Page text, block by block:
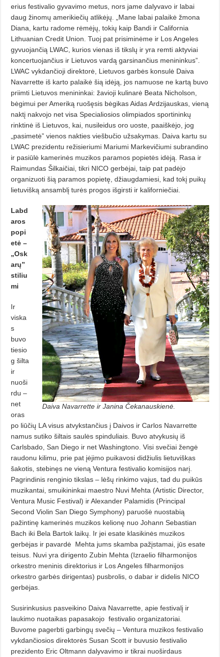
erius festivalio gyvavimo metus, nors jame dalyvavo ir labai
daug žinomų amerikiečių atlikėjų. „Mane labai palaikė žmona
Diana, kartu radome rėmėjų, tokių kaip Bandi ir California
Lithuanian Credit Union. Tuoj pat prisiminėme ir Los Angeles
gyvuojančią LWAC, kurios vienas iš tikslų ir yra remti aktyviai
koncertuojančius ir Lietuvos vardą garsinančius menininkus”.
LWAC vykdančioji direktorė, Lietuvos garbės konsulė Daiva
Navarrette iš karto palaikė šią idėją, jos namuose ne kartą buvo
priimti Lietuvos menininkai: žavioji kulinarė Beata Nicholson,
bėgimui per Ameriką ruošęsis bėgikas Aidas Ardzijauskas, vieną
naktį nakvojo net visa Specialiosios olimpiados sportininkų
rinktinė iš Lietuvos, kai, nusileidus oro uoste, paaiškėjo, jog
„pasimetė” vienos nakties viešbučio užsakymas. Daiva kartu su
LWAC prezidentu režisieriumi Mariumi Markevičiumi subrandino
ir pasiūlė kamerinės muzikos paramos popietės idėją. Rasa ir
Raimundas Šilkaičiai, tikri NICO gerbėjai, taip pat padėjo
organizuoti šią paramos popietę, džiaugdamiesi, kad tokį puikų
lietuvišką ansamblį turės progos išgirsti ir kaliforniečiai.
Daiva Navarrette ir Janina Čekanauskienė.
Labd
aros
popi
etė –
„Osk
arų”
stiliu
mi
Ir
viska
s
buvo
tiesio
g šilta
ir
nuoši
rdu –
net
oras
po liūčių LA visus atvykstančius į Daivos ir Carlos Navarrette
namus sutiko šiltais saulės spinduliais. Buvo atvykusių iš
Carlsbado, San Diego ir net Washingtono. Visi svečiai žengė
raudonu kilimu, prie pat įėjimo puikavosi didžiulis lietuviškas
šakotis, stebinęs ne vieną Ventura festivalio komisijos narį.
Pagrindinis renginio tikslas – lėšų rinkimo vajus, tad du puikūs
muzikantai, smuikininkai maestro Nuvi Mehta (Artistic Director,
Ventura Music Festival) ir Alexander Palamidis (Principal
Second Violin San Diego Symphony) paruošė nuostabią
pažintinę kamerinės muzikos kelionę nuo Johann Sebastian
Bach iki Bela Bartok laikų. Ir jei esate klasikinės muzikos
gerbėjas ir pavardė Mehta jums skamba pažįstamai, jūs esate
teisus. Nuvi yra dirigento Zubin Mehta (Izraelio filharmonijos
orkestro meninis direktorius ir Los Angeles filharmonijos
orkestro garbės dirigentas) pusbrolis, o dabar ir didelis NICO
gerbėjas.
Susirinkusius pasveikino Daiva Navarrette, apie festivalį ir
laukimo nuotaikas papasakojo festivalio organizatoriai.
Buvome pagerbti garbingų svečių – Ventura muzikos festivalio
vykdančiosios direktorės Susan Scott ir buvusio festivalio
prezidento Eric Oltmann dalyvavimo ir tikrai nuoširdaus